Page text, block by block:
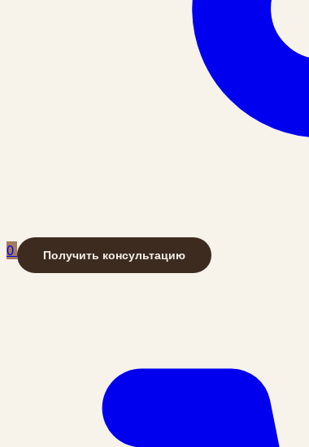
0 Получить консультацию